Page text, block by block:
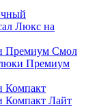
Люкс на
Премиум Смол
Премиум
Компакт
Компакт Лайт